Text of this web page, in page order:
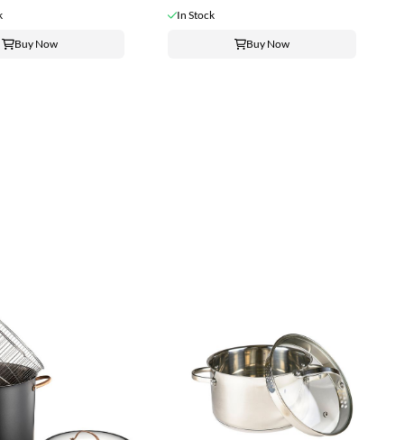
Buy Now
In Stock
Buy Now